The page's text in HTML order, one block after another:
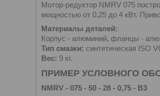
Мотор-редуктор NMRV 075
мощностью от 0,25 до 4 кВт.
Материалы деталей:
Корпус - алюминий, фланцы -
Тип смазки: синтетическая ISO
Вес: 9 кг.
ПРИМЕР УСЛОВНОГО
NMRV - 075 - 50 - 28 - 0,75 - B3